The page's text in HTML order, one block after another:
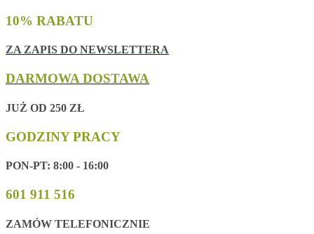
10% RABATU
ZA ZAPIS DO NEWSLETTERA
DARMOWA DOSTAWA
JUŻ OD 250 ZŁ
GODZINY PRACY
PON-PT: 8:00 - 16:00
601 911 516
ZAMÓW TELEFONICZNIE